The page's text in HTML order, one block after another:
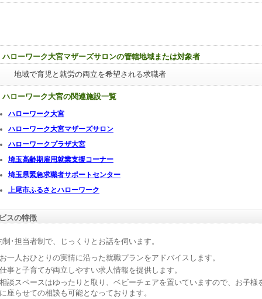
ハローワーク大宮マザーズサロンの管轄地域または対象者
地域で育児と就労の両立を希望される求職者
ハローワーク大宮の関連施設一覧
ハローワーク大宮
ハローワーク大宮マザーズサロン
ハローワークプラザ大宮
埼玉高齢期雇用就業支援コーナー
埼玉県緊急求職者サポートセンター
上尾市ふるさとハローワーク
スの特徴
制･担当者制で、じっくりとお話を伺います。
お一人おひとりの実情に沿った就職プランをアドバイスします。
仕事と子育てが両立しやすい求人情報を提供します。
相談スペースはゆったりと取り、ベビーチェアを置いていますので、お子様
に座らせての相談も可能となっております。